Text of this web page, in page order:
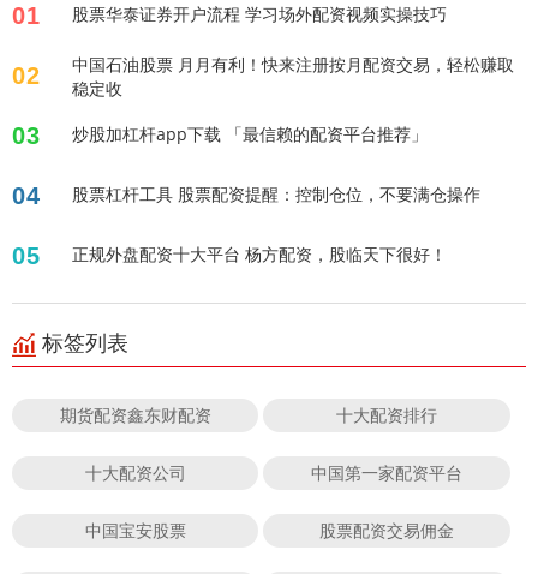
01 股票华泰证券开户流程 学习场外配资视频实操技巧
02
中国石油股票 月月有利！快来注册按月配资交易，轻松赚取
稳定收
03 炒股加杠杆app下载 「最信赖的配资平台推荐」
04 股票杠杆工具 股票配资提醒：控制仓位，不要满仓操作
05 正规外盘配资十大平台 杨方配资，股临天下很好！
标签列表
期货配资鑫东财配资 十大配资排行
十大配资公司 中国第一家配资平台
中国宝安股票 股票配资交易佣金